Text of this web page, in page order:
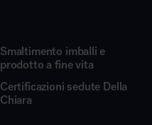
Smaltimento imballi e
prodotto a fine vita
Certificazioni sedute Della
Chiara